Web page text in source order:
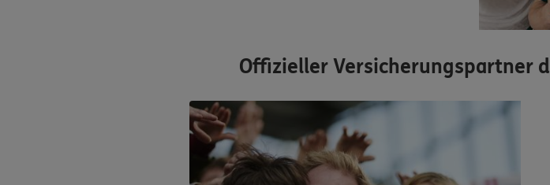
Offizieller Versicherungspartner